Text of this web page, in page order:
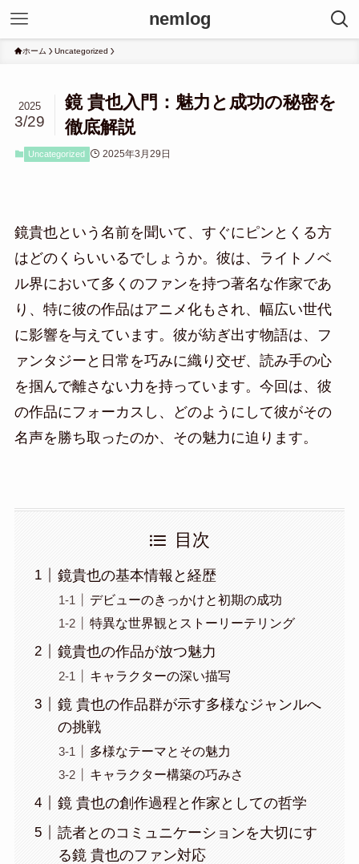
nemlog
ホーム Uncategorized
鏡 貴也入門：魅力と成功の秘密を
徹底解説
2025
3/29
Uncategorized 2025年3月29日
鏡貴也という名前を聞いて、すぐにピンとくる方
はどのくらいいるでしょうか。彼は、ライトノベ
ル界において多くのファンを持つ著名な作家であ
り、特に彼の作品はアニメ化もされ、幅広い世代
に影響を与えています。彼が紡ぎ出す物語は、フ
ァンタジーと日常を巧みに織り交ぜ、読み手の心
を掴んで離さない力を持っています。今回は、彼
の作品にフォーカスし、どのようにして彼がその
名声を勝ち取ったのか、その魅力に迫ります。
目次
鏡貴也の基本情報と経歴
デビューのきっかけと初期の成功
特異な世界観とストーリーテリング
鏡貴也の作品が放つ魅力
キャラクターの深い描写
鏡 貴也の作品群が示す多様なジャンルへ
の挑戦
多様なテーマとその魅力
キャラクター構築の巧みさ
鏡 貴也の創作過程と作家としての哲学
読者とのコミュニケーションを大切にす
る鏡 貴也のファン対応